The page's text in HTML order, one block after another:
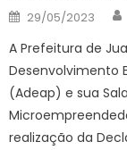
Posted
on
29/05/2023
A Prefeitura de
Desenvolvimento
(Adeap) e sua
realização da